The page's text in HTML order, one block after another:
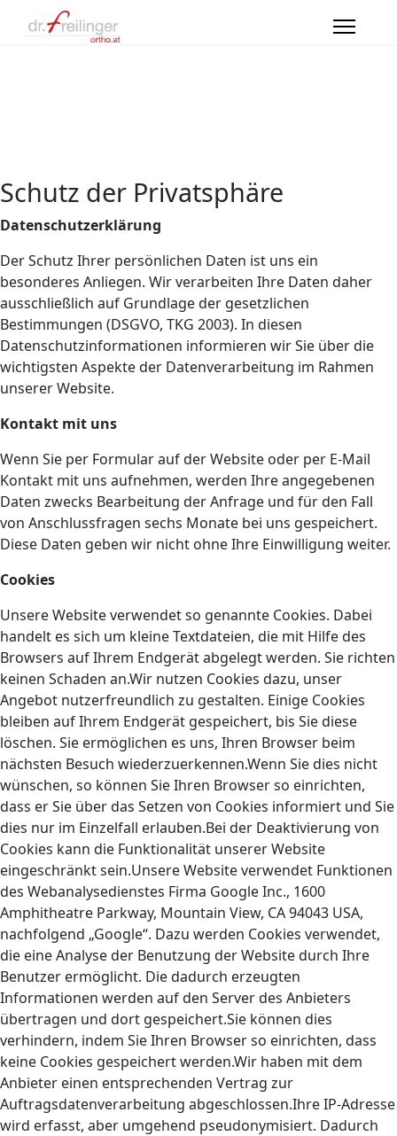
Schutz der Privatsphäre
Datenschutzerklärung
Der Schutz Ihrer persönlichen Daten ist uns ein
besonderes Anliegen. Wir verarbeiten Ihre Daten daher
ausschließlich auf Grundlage der gesetzlichen
Bestimmungen (DSGVO, TKG 2003). In diesen
Datenschutzinformationen informieren wir Sie über die
wichtigsten Aspekte der Datenverarbeitung im Rahmen
unserer Website.
Kontakt mit uns
Wenn Sie per Formular auf der Website oder per E-Mail
Kontakt mit uns aufnehmen, werden Ihre angegebenen
Daten zwecks Bearbeitung der Anfrage und für den Fall
von Anschlussfragen sechs Monate bei uns gespeichert.
Diese Daten geben wir nicht ohne Ihre Einwilligung weiter.
Cookies
Unsere Website verwendet so genannte Cookies. Dabei
handelt es sich um kleine Textdateien, die mit Hilfe des
Browsers auf Ihrem Endgerät abgelegt werden. Sie richten
keinen Schaden an.Wir nutzen Cookies dazu, unser
Angebot nutzerfreundlich zu gestalten. Einige Cookies
bleiben auf Ihrem Endgerät gespeichert, bis Sie diese
löschen. Sie ermöglichen es uns, Ihren Browser beim
nächsten Besuch wiederzuerkennen.Wenn Sie dies nicht
wünschen, so können Sie Ihren Browser so einrichten,
dass er Sie über das Setzen von Cookies informiert und Sie
dies nur im Einzelfall erlauben.Bei der Deaktivierung von
Cookies kann die Funktionalität unserer Website
eingeschränkt sein.Unsere Website verwendet Funktionen
des Webanalysedienstes Firma Google Inc., 1600
Amphitheatre Parkway, Mountain View, CA 94043 USA,
nachfolgend „Google“. Dazu werden Cookies verwendet,
die eine Analyse der Benutzung der Website durch Ihre
Benutzer ermöglicht. Die dadurch erzeugten
Informationen werden auf den Server des Anbieters
übertragen und dort gespeichert.Sie können dies
verhindern, indem Sie Ihren Browser so einrichten, dass
keine Cookies gespeichert werden.Wir haben mit dem
Anbieter einen entsprechenden Vertrag zur
Auftragsdatenverarbeitung abgeschlossen.Ihre IP-Adresse
wird erfasst, aber umgehend pseudonymisiert. Dadurch